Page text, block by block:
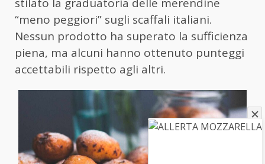
“meno peggiori” sugli scaffali italiani.
Nessun prodotto ha superato la sufficienza
piena, ma alcuni hanno ottenuto punteggi
accettabili rispetto agli altri.